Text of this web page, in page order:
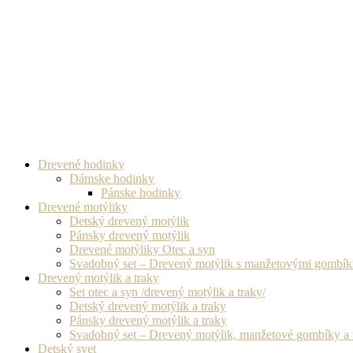
Drevené hodinky
Dámske hodinky
Pánske hodinky
Drevené motýliky
Detský drevený motýlik
Pánsky drevený motýlik
Drevené motýliky Otec a syn
Svadobný set – Drevený motýlik s manžetovými
Drevený motýlik a traky
Set otec a syn /drevený motýlik a traky/
Detský drevený motýlik a traky
Pánsky drevený motýlik a traky
Svadobný set – Drevený motýlik, manžetové gombíky a
Detský svet